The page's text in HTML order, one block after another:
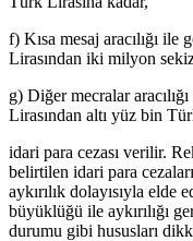
f) Kısa mesaj aracılığı
Lirasından iki milyon
g) Diğer mecralar
Lirasından altı yüz bin
idari para cezası verilir.
belirtilen idari para
aykırılık dolayısıyla elde
büyüklüğü ile aykırılığı
durumu gibi hususları